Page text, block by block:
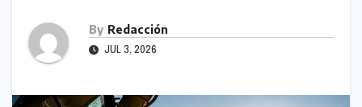
By Redacción
JUL 3, 2026